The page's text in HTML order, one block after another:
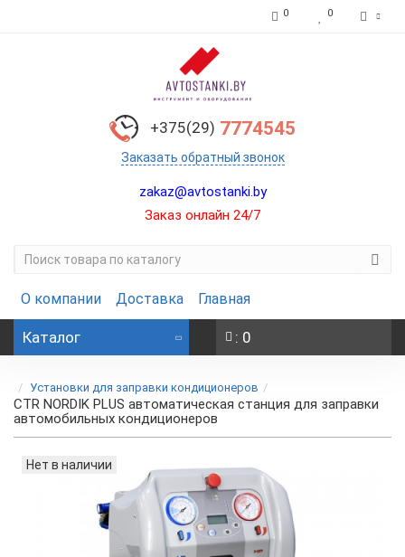
0 0
+375(29) 7774545
Заказать обратный звонок
zakaz@avtostanki.by
Заказ онлайн 24/7
О компании Доставка Главная
Каталог : 0
Установки для заправки кондиционеров
CTR NORDIK PLUS автоматическая станция для заправки
автомобильных кондиционеров
Нет в наличии